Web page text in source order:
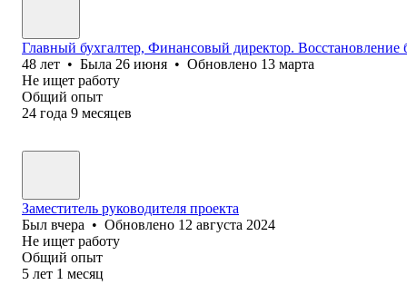
Главный бухгалтер, Финансовый директор. Восстановление
48 лет • Была 26 июня • Обновлено 13 марта
Не ищет работу
Общий опыт
24 года 9 месяцев
Заместитель руководителя проекта
Был вчера • Обновлено 12 августа 2024
Не ищет работу
Общий опыт
5 лет 1 месяц